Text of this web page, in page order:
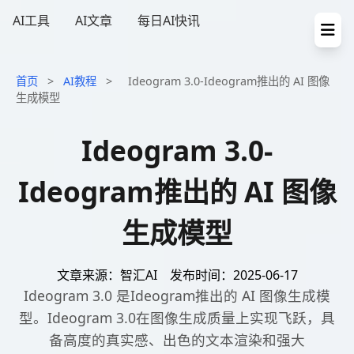
AI工具 AI文章 每日AI快讯
首页 > AI教程 >
Ideogram 3.0-Ideogram推出的 AI 图像
生成模型
Ideogram 3.0-
Ideogram推出的 AI 图像
生成模型
文章来源：智汇AI 发布时间：2025-06-17
Ideogram 3.0 是Ideogram推出的 AI 图像生成模
型。Ideogram 3.0在图像生成质量上实现飞跃，具
备高度的真实感、出色的文本渲染和强大